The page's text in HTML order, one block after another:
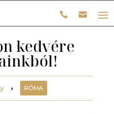
kedvére
E RÓMA